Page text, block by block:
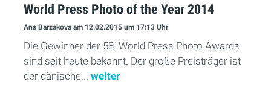
World Press Photo of the Year 2014
Ana Barzakova am 12.02.2015 um 17:13 Uhr
Die Gewinner der 58. World Press Photo Awards
sind seit heute bekannt. Der große Preisträger ist
der dänische... weiter